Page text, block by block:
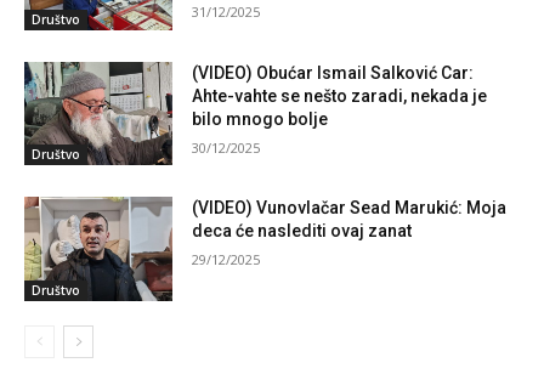
Društvo 31/12/2025
Društvo
(VIDEO) Obućar Ismail Salković Car:
Ahte-vahte se nešto zaradi, nekada je
bilo mnogo bolje
30/12/2025
Društvo
(VIDEO) Vunovlačar Sead Marukić: Moja
deca će naslediti ovaj zanat
29/12/2025